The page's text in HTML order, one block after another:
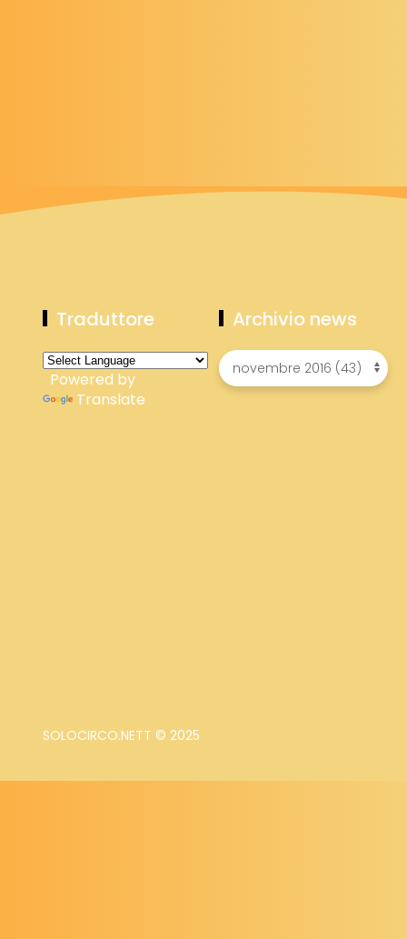
Traduttore
Powered by
Translate
Archivio news
SOLOCIRCO.NETT © 2025